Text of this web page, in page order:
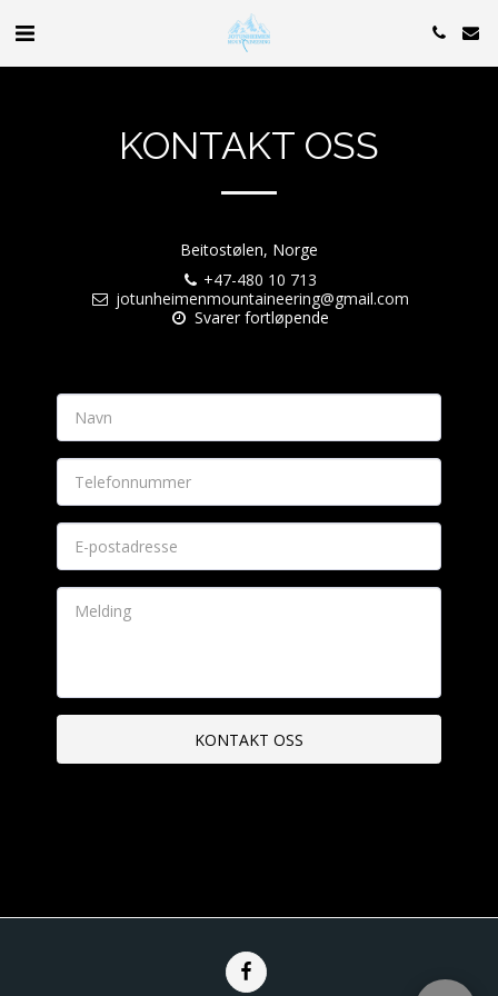
KONTAKT OSS
Beitostølen, Norge
+47-480 10 713
jotunheimenmountaineering@gmail.com
Svarer fortløpende
KONTAKT OSS